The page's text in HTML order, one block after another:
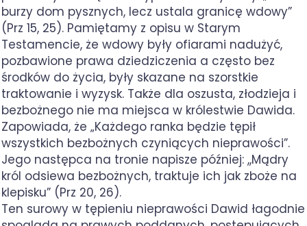
burzy dom pysznych, lecz ustala granicę wdowy”
(Prz 15, 25). Pamiętamy z opisu w Starym
Testamencie, że wdowy były ofiarami nadużyć,
pozbawione prawa dziedziczenia a często bez
środków do życia, były skazane na szorstkie
traktowanie i wyzysk. Także dla oszusta, złodzieja i
bezbożnego nie ma miejsca w królestwie Dawida.
Zapowiada, że „Każdego ranka będzie tępił
wszystkich bezbożnych czyniących nieprawości”.
Jego następca na tronie napisze później: ,,Mądry
król odsiewa bezbożnych, traktuje ich jak zboże na
klepisku” (Prz 20, 26).
Ten surowy w tępieniu nieprawości Dawid łagodnie